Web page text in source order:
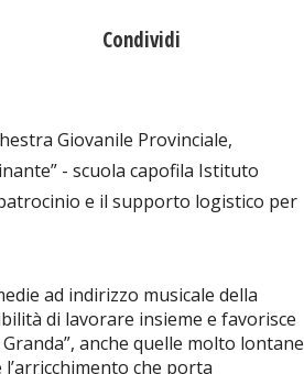
Condividi
Giovanile Provinciale,
- scuola capofila Istituto
e il supporto logistico per
ad indirizzo musicale della
di lavorare insieme e favorisce
anche quelle molto lontane
che porta